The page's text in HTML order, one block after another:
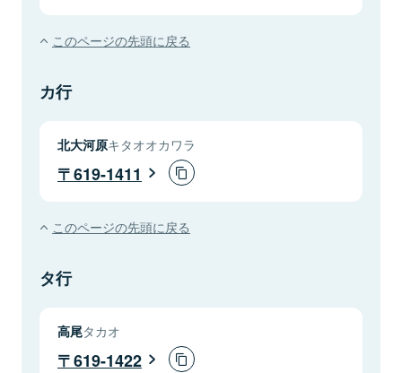
このページの先頭に戻る
カ行
北大河原キタオオカワラ
619-1411
このページの先頭に戻る
タ行
高尾タカオ
619-1422